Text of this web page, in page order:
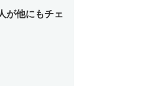
が他にもチェ